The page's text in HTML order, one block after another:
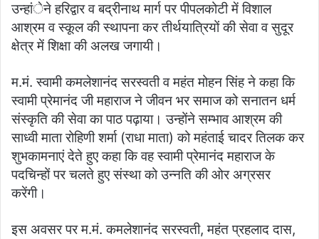
उन्हांेने हरिद्वार व बद्रीनाथ मार्ग पर पीपलकोटी में विशाल
आश्रम व स्कूल की स्थापना कर तीर्थयात्रियों की सेवा व सुदूर
क्षेत्र में शिक्षा की अलख जगायी।
म.मं. स्वामी कमलेशानंद सरस्वती व महंत मोहन सिंह ने कहा कि
स्वामी प्रेमानंद जी महाराज ने जीवन भर समाज को सनातन धर्म
संस्कृति की सेवा का पाठ पढ़ाया। उन्होंने सम्भाव आश्रम की
साध्वी माता रोहिणी शर्मा (राधा माता) को महंताई चादर तिलक कर
शुभकामनाएं देते हुए कहा कि वह स्वामी प्रेमानंद महाराज के
पदचिन्हों पर चलते हुए संस्था को उन्नति की ओर अग्रसर
करेंगी।
इस अवसर पर म.मं. कमलेशानंद सरस्वती, महंत प्रहलाद दास,